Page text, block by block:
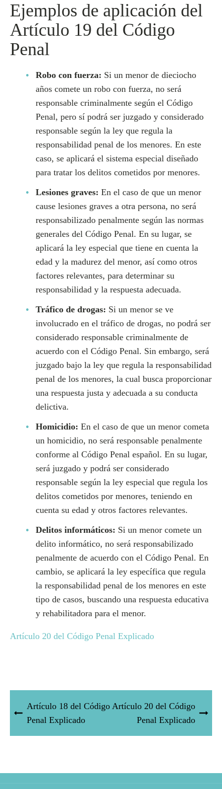
Ejemplos de aplicación del
Artículo 19 del Código
Penal
Robo con fuerza: Si un menor de dieciocho
años comete un robo con fuerza, no será
responsable criminalmente según el Código
Penal, pero sí podrá ser juzgado y considerado
responsable según la ley que regula la
responsabilidad penal de los menores. En este
caso, se aplicará el sistema especial diseñado
para tratar los delitos cometidos por menores.
Lesiones graves: En el caso de que un menor
cause lesiones graves a otra persona, no será
responsabilizado penalmente según las normas
generales del Código Penal. En su lugar, se
aplicará la ley especial que tiene en cuenta la
edad y la madurez del menor, así como otros
factores relevantes, para determinar su
responsabilidad y la respuesta adecuada.
Tráfico de drogas: Si un menor se ve
involucrado en el tráfico de drogas, no podrá ser
considerado responsable criminalmente de
acuerdo con el Código Penal. Sin embargo, será
juzgado bajo la ley que regula la responsabilidad
penal de los menores, la cual busca proporcionar
una respuesta justa y adecuada a su conducta
delictiva.
Homicidio: En el caso de que un menor cometa
un homicidio, no será responsable penalmente
conforme al Código Penal español. En su lugar,
será juzgado y podrá ser considerado
responsable según la ley especial que regula los
delitos cometidos por menores, teniendo en
cuenta su edad y otros factores relevantes.
Delitos informáticos: Si un menor comete un
delito informático, no será responsabilizado
penalmente de acuerdo con el Código Penal. En
cambio, se aplicará la ley específica que regula
la responsabilidad penal de los menores en este
tipo de casos, buscando una respuesta educativa
y rehabilitadora para el menor.
Artículo 20 del Código Penal Explicado
Artículo 18 del Código
Penal Explicado
Artículo 20 del Código
Penal Explicado